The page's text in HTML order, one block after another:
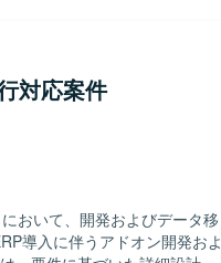
いたします。必要に応じて
シス
んでいただける方を求めて
ュー指摘対応なども丁寧に
ライフサイクル全体に携わる
す。 【開発環境】
稼働するWebアプリケーショ
対応案件
おいて、開発およびデータ移